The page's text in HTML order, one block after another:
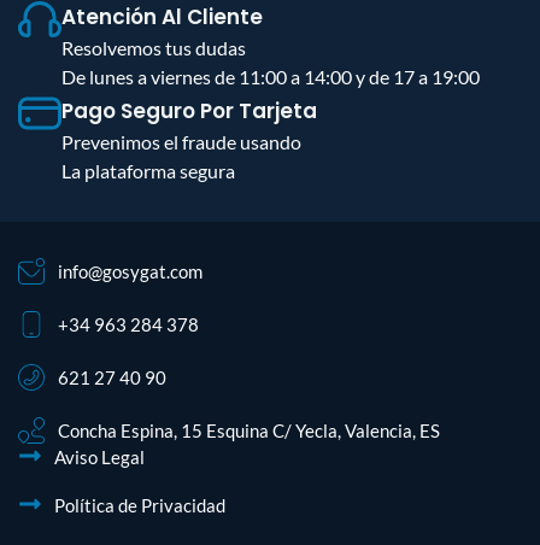
Atención Al Cliente
Resolvemos tus dudas
De lunes a viernes de 11:00 a 14:00 y de 17 a 19:00
Pago Seguro Por Tarjeta
Prevenimos el fraude usando
La plataforma segura
info@gosygat.com
+34 963 284 378
621 27 40 90
Concha Espina, 15 Esquina C/ Yecla, Valencia, ES
Aviso Legal
Política de Privacidad